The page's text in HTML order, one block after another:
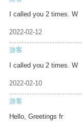
I called you 2 times. W
2022-02-12
游客
I called you 2 times. W
2022-02-10
游客
Hello, Greetings fr